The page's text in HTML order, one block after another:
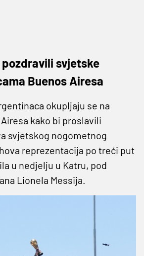
svjetske
Buenos Airesa
okupljaju se na
kako bi proslavili
svjetskog nogometnog
reprezentacija po treći put
u nedjelju u Katru, pod
Lionela Messija.